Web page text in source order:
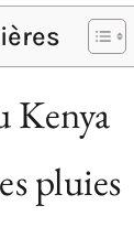
Kenya
pluies